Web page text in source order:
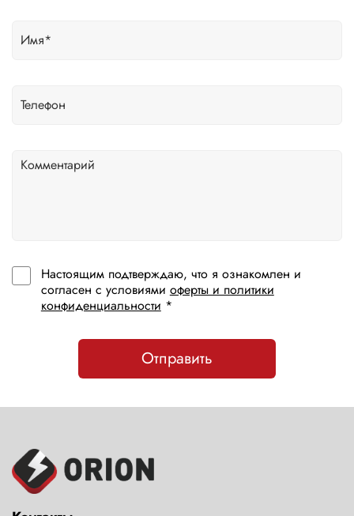
Настоящим подтверждаю, что я ознакомлен и
согласен с условиями оферты и политики
конфиденциальности *
Отправить